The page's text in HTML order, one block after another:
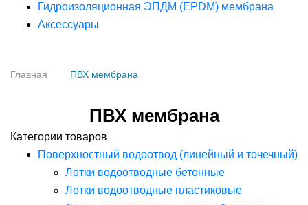
Гидроизоляционная ЭПДМ (EPDM) мембрана
Аксессуары
Главная ПВХ мембрана
ПВХ мембрана
Категории товаров
Поверхностный водоотвод (линейный и точечный)
Лотки водоотводные бетонные
Лотки водоотводные пластиковые